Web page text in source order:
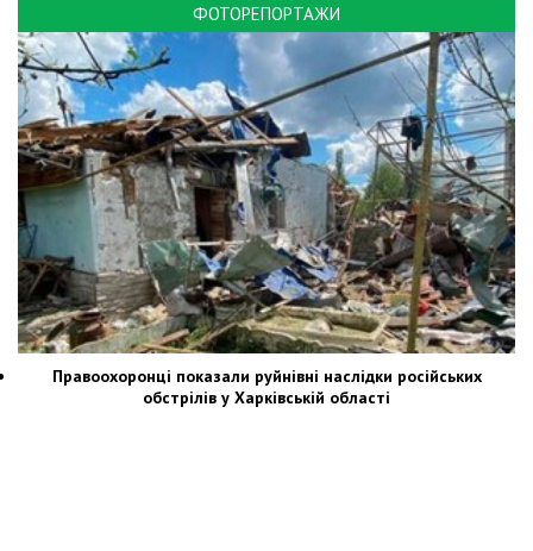
ФОТОРЕПОРТАЖИ
Правоохоронці показали руйнівні наслідки російських
обстрілів у Харківській області